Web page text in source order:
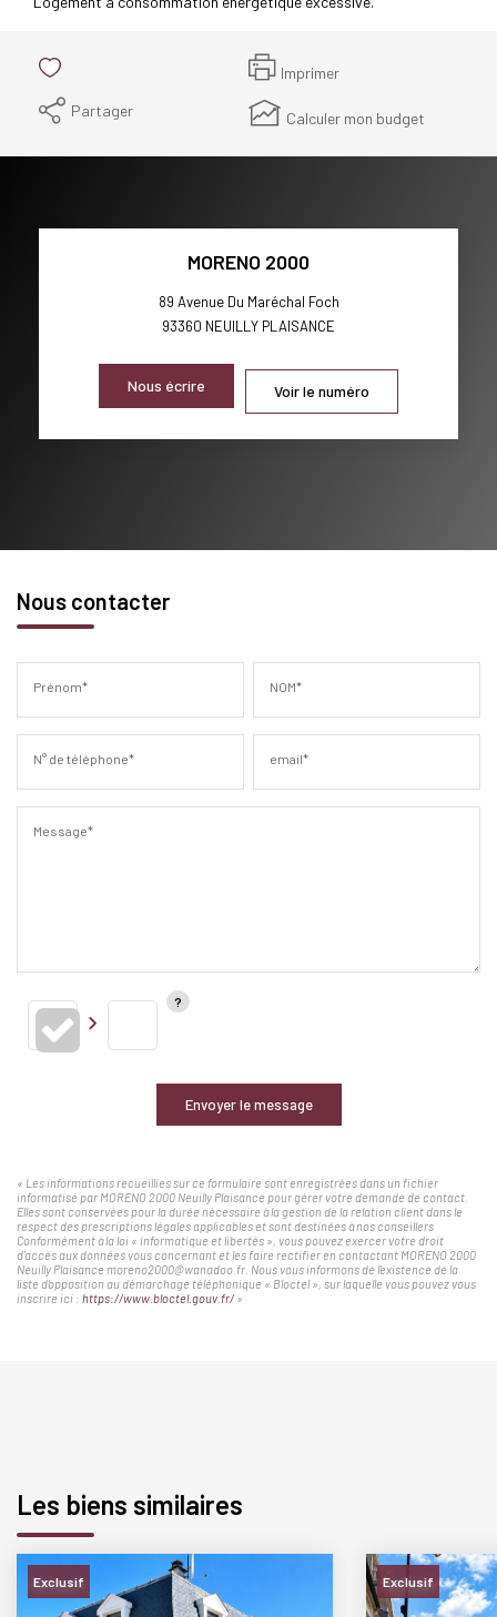
Imprimer
Partager
Calculer mon budget
MORENO 2000
89 Avenue Du Maréchal Foch
93360 NEUILLY PLAISANCE
Nous écrire Voir le numéro
Nous contacter
Prénom* NOM*
N° de téléphone* email*
Message*
Envoyer le message
« Les informations recueillies sur ce formulaire sont enregistrées dans un fichier
informatisé par MORENO 2000 Neuilly Plaisance pour gérer votre demande de contact.
Elles sont conservées pour la durée nécessaire à la gestion de la relation client dans le
respect des prescriptions légales applicables et sont destinées à nos conseillers
Conformément à la loi « informatique et libertés », vous pouvez exercer votre droit
d'accès aux données vous concernant et les faire rectifier en contactant MORENO 2000
Neuilly Plaisance moreno2000@wanadoo.fr. Nous vous informons de l'existence de la
liste d'opposition au démarchage téléphonique « Bloctel », sur laquelle vous pouvez vous
inscrire ici : https://www.bloctel.gouv.fr/ »
Les biens similaires
Exclusif Exclusif